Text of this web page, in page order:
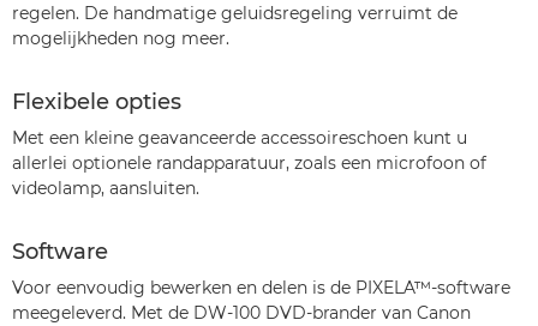
regelen. De handmatige geluidsregeling verruimt de
mogelijkheden nog meer.
Flexibele opties
Met een kleine geavanceerde accessoireschoen kunt u
allerlei optionele randapparatuur, zoals een microfoon of
videolamp, aansluiten.
Software
Voor eenvoudig bewerken en delen is de PIXELA™-software
meegeleverd. Met de DW-100 DVD-brander van Canon